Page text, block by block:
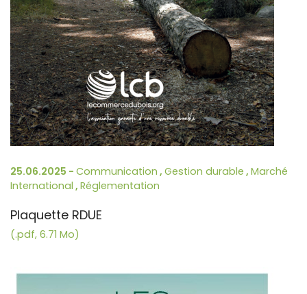
25.06.2025 - Communication , Gestion durable , Marché
International , Réglementation
Plaquette RDUE
(.pdf, 6.71 Mo)